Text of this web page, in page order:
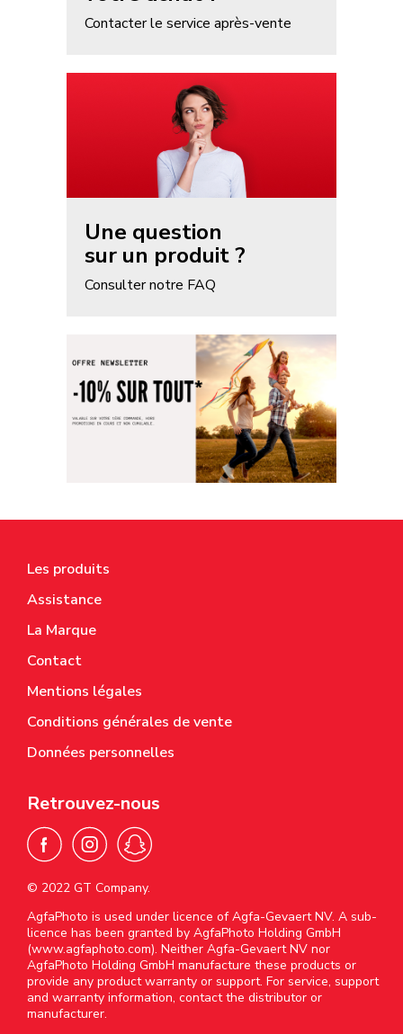
Contacter le service après-vente
Une question
sur un produit ?
Consulter notre FAQ
Retrouvez-nous
Les produits
Assistance
La Marque
Contact
Mentions légales
Conditions générales de vente
Données personnelles
© 2022 GT Company.
AgfaPhoto is used under licence of Agfa-Gevaert NV. A sub-
licence has been granted by AgfaPhoto Holding GmbH
(www.agfaphoto.com). Neither Agfa-Gevaert NV nor
AgfaPhoto Holding GmbH manufacture these products or
provide any product warranty or support. For service, support
and warranty information, contact the distributor or
manufacturer.